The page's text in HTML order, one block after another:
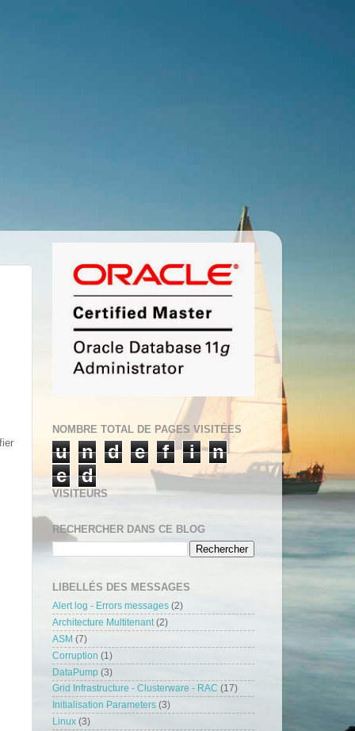
NOMBRE TOTAL DE PAGES VISITÉES
u n d e f i
n
e
d
VISITEURS
RECHERCHER DANS CE BLOG
LIBELLÉS DES MESSAGES
Alert log - Errors messages (2)
Architecture Multitenant (2)
ASM (7)
Corruption (1)
DataPump (3)
Grid Infrastructure - Clusterware - RAC (17)
Initialisation Parameters (3)
Linux (3)